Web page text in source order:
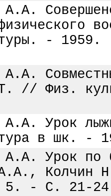
-
А.А.
// Физ.
А.А. Урок
в шк.
А.А. Урок по
А.А.,
5. - С. 21-